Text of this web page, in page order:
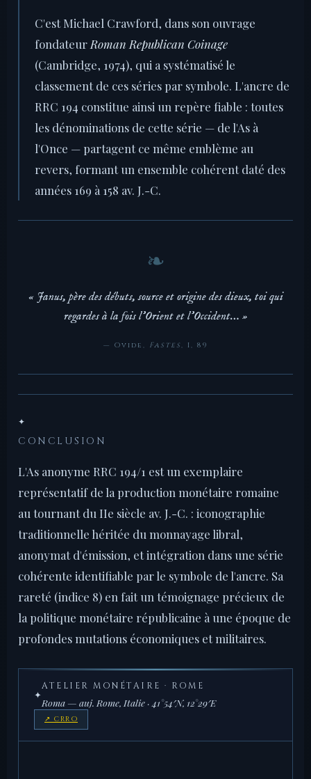
C'est Michael Crawford, dans son ouvrage
fondateur Roman Republican Coinage
(Cambridge, 1974), qui a systématisé le
classement de ces séries par symbole. L'ancre de
RRC 194 constitue ainsi un repère fiable : toutes
les dénominations de cette série — de l'As à
l'Once — partagent ce même emblème au
revers, formant un ensemble cohérent daté des
années 169 à 158 av. J.-C.
« Janus, père des débuts, source et origine des dieux, toi qui
regardes à la fois l'Orient et l'Occident… »
— Ovide, Fastes, I, 89
✦
CONCLUSION
L'As anonyme RRC 194/1 est un exemplaire
représentatif de la production monétaire romaine
au tournant du IIe siècle av. J.-C. : iconographie
traditionnelle héritée du monnayage libral,
anonymat d'émission, et intégration dans une série
cohérente identifiable par le symbole de l'ancre. Sa
rareté (indice 8) en fait un témoignage précieux de
la politique monétaire républicaine à une époque de
profondes mutations économiques et militaires.
✦
ATELIER MONÉTAIRE · ROME
Roma — auj. Rome, Italie · 41°54′N, 12°29′E
↗ CRRO